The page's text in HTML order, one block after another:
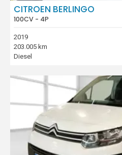
CITROEN BERLINGO
100CV - 4P
2019
203.005 km
Diesel